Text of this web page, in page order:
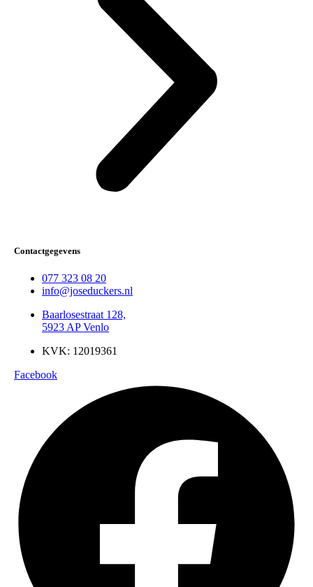
Contactgegevens
077 323 08 20
info@joseduckers.nl
Baarlosestraat 128,
5923 AP Venlo
KVK: 12019361
Facebook